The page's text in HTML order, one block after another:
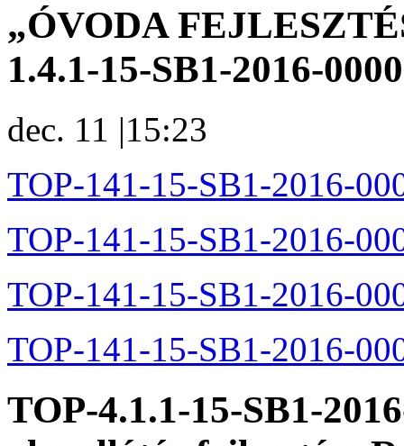
„ÓVODA
1.4.1-15-SB1-2016-
dec. 11 |15:23
TOP-141-15-SB1-2016-
TOP-141-15-SB1-2016-
TOP-141-15-SB1-2016-
TOP-141-15-SB1-2016-
TOP-4.1.1-15-SB1-